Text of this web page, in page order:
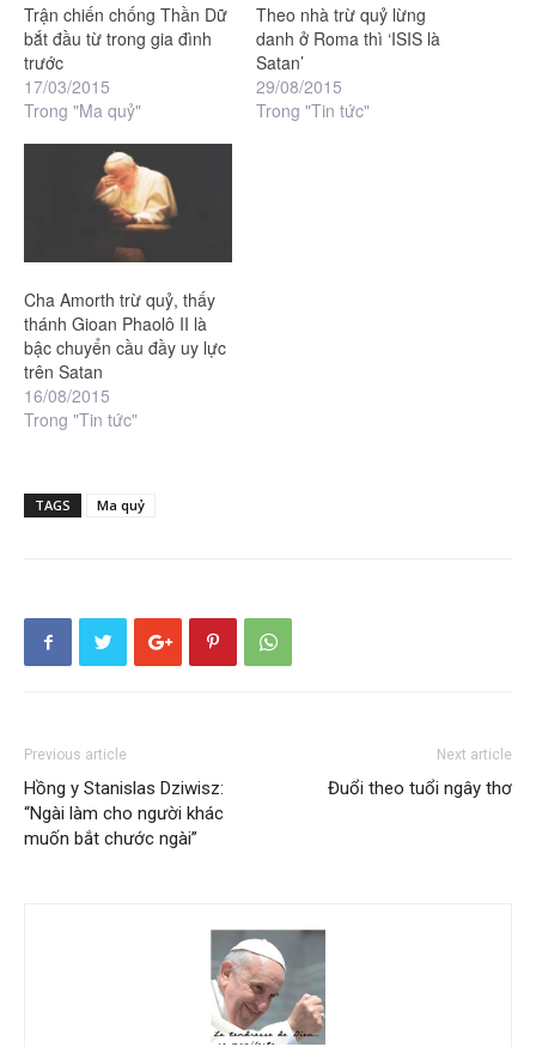
Trận chiến chống Thần Dữ
bắt đầu từ trong gia đình
trước
17/03/2015
Trong "Ma quỷ"
Theo nhà trừ quỷ lừng
danh ở Roma thì ‘ISIS là
Satan’
29/08/2015
Trong "Tin tức"
Cha Amorth trừ quỷ, thấy
thánh Gioan Phaolô II là
bậc chuyển cầu đầy uy lực
trên Satan
16/08/2015
Trong "Tin tức"
TAGS Ma quỷ
Previous article
Hồng y Stanislas Dziwisz:
“Ngài làm cho người khác
muốn bắt chước ngài”
Next article
Đuổi theo tuổi ngây thơ